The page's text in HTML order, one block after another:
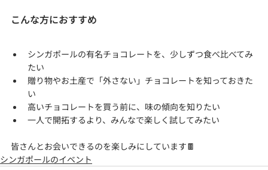
こんな方におすすめ
シンガポールの有名チョコレートを、少しずつ食べ比べてみ
たい
贈り物やお土産で「外さない」チョコレートを知っておきた
い
高いチョコレートを買う前に、味の傾向を知りたい
一人で開拓するより、みんなで楽しく試してみたい
皆さんとお会いできるのを楽しみにしています🍫
シンガポールのイベント